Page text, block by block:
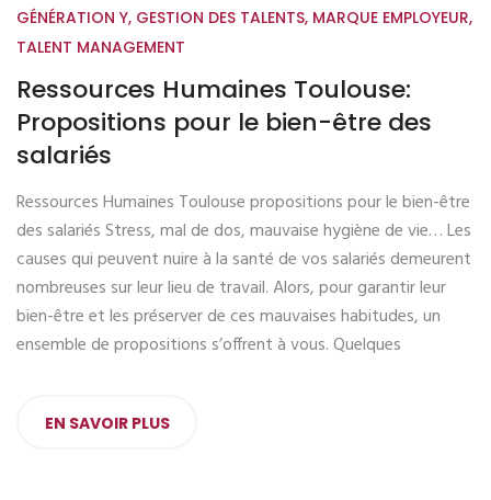
GÉNÉRATION Y, GESTION DES TALENTS, MARQUE EMPLOYEUR,
TALENT MANAGEMENT
Ressources Humaines Toulouse:
Propositions pour le bien-être des
salariés
Ressources Humaines Toulouse propositions pour le bien-être
des salariés Stress, mal de dos, mauvaise hygiène de vie… Les
causes qui peuvent nuire à la santé de vos salariés demeurent
nombreuses sur leur lieu de travail. Alors, pour garantir leur
bien-être et les préserver de ces mauvaises habitudes, un
ensemble de propositions s’offrent à vous. Quelques
EN SAVOIR PLUS